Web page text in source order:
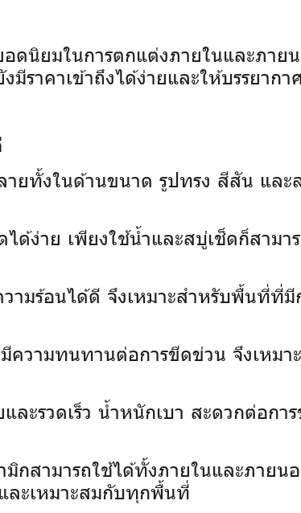
อดนิยมในการตกแต่งภายในและภา
ราคาเข้าถึงได้ง่ายและให้บรรยาก
ยทั้งในด้านขนาด รูปทรง สีสัน และ
ได้ง่าย เพียงใช้น้ำและสบู่เช็ดก็สาม
วามร้อนได้ดี จึงเหมาะสำหรับพื้นที่
ความทนทานต่อการขีดข่วน จึงเหม
ละรวดเร็ว น้ำหนักเบา สะดวกต่อกา
ามิกสามารถใช้ได้ทั้งภายในและภาย
ละเหมาะสมกับทุกพื้นที่